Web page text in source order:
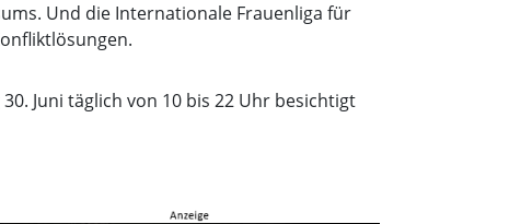
Und die Internationale Frauenliga für
Juni täglich von 10 bis 22 Uhr besichtigt